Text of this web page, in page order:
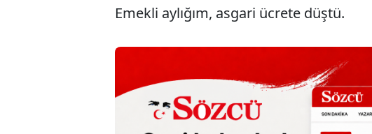
Emekli aylığım, asgari ücrete düştü.